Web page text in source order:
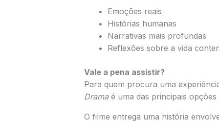
Emoções reais
Histórias humanas
Narrativas mais profundas
Reflexões sobre a vida
Vale a pena assistir?
Para quem procura uma
Dramaé uma das principais
O filme entrega uma história